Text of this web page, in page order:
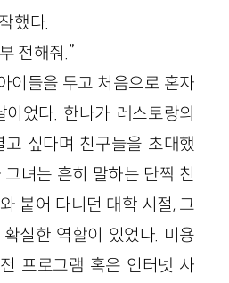
했다.
전해줘.”
이들을 두고 처음으로 혼자
었다. 한나가 레스토랑의
싶다며 친구들을 초대했
녀는 흔히 말하는 단짝 친
붙어 다니던 대학 시절, 그
실한 역할이 있었다. 미용
프로그램 혹은 인터넷 사